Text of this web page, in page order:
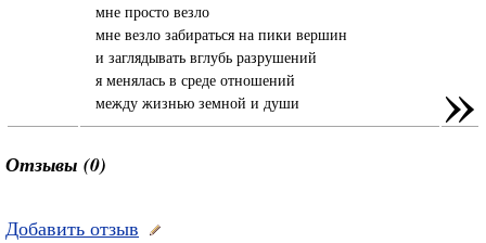
мне просто везло
мне везло забираться на пики вершин
и заглядывать вглубь разрушений
я менялась в среде отношений
между жизнью земной и души
»
Отзывы (0)
Добавить отзыв